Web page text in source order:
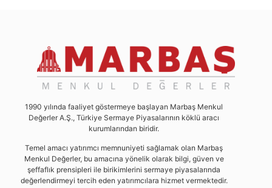
1990 yılında faaliyet göstermeye başlayan Marbaş Menkul
Değerler A.Ş., Türkiye Sermaye Piyasalarının köklü aracı
kurumlarından biridir.
Temel amacı yatırımcı memnuniyeti sağlamak olan Marbaş
Menkul Değerler, bu amacına yönelik olarak bilgi, güven ve
şeffaflık prensipleri ile birikimlerini sermaye piyasalarında
değerlendirmeyi tercih eden yatırımcılara hizmet vermektedir.